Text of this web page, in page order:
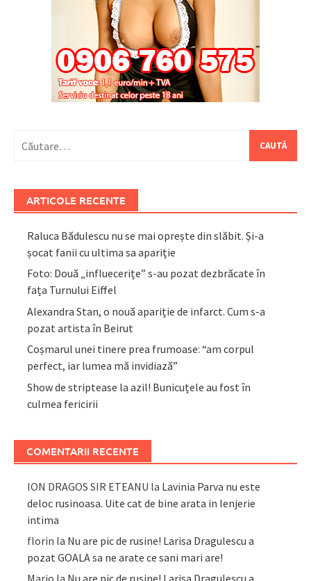
după:
ARTICOLE RECENTE
Raluca Bădulescu nu se mai oprește din slăbit. Și-a
șocat fanii cu ultima sa apariție
Foto: Două „influecerițe” s-au pozat dezbrăcate în
fața Turnului Eiffel
Alexandra Stan, o nouă apariție de infarct. Cum s-a
pozat artista în Beirut
Coșmarul unei tinere prea frumoase: “am corpul
perfect, iar lumea mă invidiază”
Show de striptease la azil! Bunicuțele au fost în
culmea fericirii
COMENTARII RECENTE
ION DRAGOS SIR ETEANU la Lavinia Parva nu este
deloc rusinoasa. Uite cat de bine arata in lenjerie
intima
florin la Nu are pic de rusine! Larisa Dragulescu a
pozat GOALA sa ne arate ce sani mari are!